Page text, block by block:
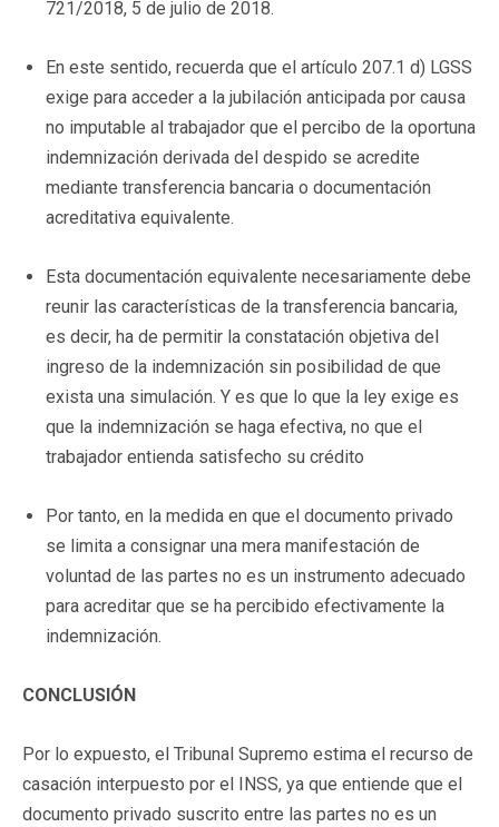
721/2018, 5 de julio de 2018.
En este sentido, recuerda que el artículo 207.1 d) LGSS
exige para acceder a la jubilación anticipada por causa
no imputable al trabajador que el percibo de la oportuna
indemnización derivada del despido se acredite
mediante transferencia bancaria o documentación
acreditativa equivalente.
Esta documentación equivalente necesariamente debe
reunir las características de la transferencia bancaria,
es decir, ha de permitir la constatación objetiva del
ingreso de la indemnización sin posibilidad de que
exista una simulación. Y es que lo que la ley exige es
que la indemnización se haga efectiva, no que el
trabajador entienda satisfecho su crédito
Por tanto, en la medida en que el documento privado
se limita a consignar una mera manifestación de
voluntad de las partes no es un instrumento adecuado
para acreditar que se ha percibido efectivamente la
indemnización.
CONCLUSIÓN
Por lo expuesto, el Tribunal Supremo estima el recurso de
casación interpuesto por el INSS, ya que entiende que el
documento privado suscrito entre las partes no es un